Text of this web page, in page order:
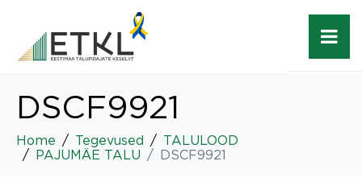
DSCF9921
Home Tegevused
TALULOOD
PAJUMÄE TALU
DSCF9921